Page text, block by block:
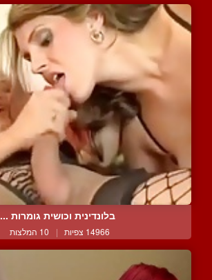
בלונדינית וכושית גומרות ...
14966 צפיות | 10 המלצות